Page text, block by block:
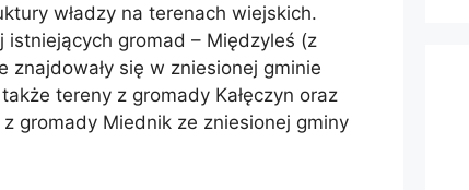
władzy na terenach wiejskich.
gromad – Międzyleś (z
znajdowały się w zniesionej gminie
tereny z gromady Kałęczyn oraz
gromady Miednik ze zniesionej gminy